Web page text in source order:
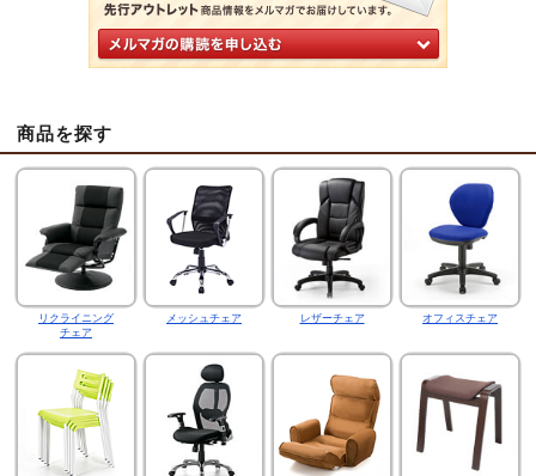
商品を探す
リクライニング
チェア
メッシュチェア レザーチェア オフィスチェア